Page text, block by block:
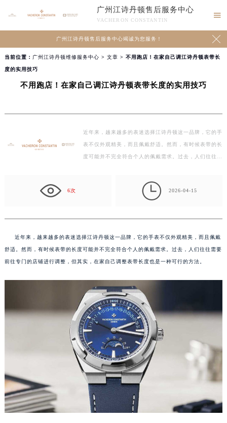
广州江诗丹顿售后服务中心
VACHERON CONSTANTIN

广州江诗丹顿售后服务中心竭诚为您服务！ 
当前位置： 广州江诗丹顿维修服务中心 > 文章 > 不用跑店！在家自己调江诗丹顿表带长
度的实用技巧
不用跑店！在家自己调江诗丹顿表带长度的实用技巧
近年来，越来越多的表迷选择江诗丹顿这一品牌，它的手
表不仅外观精美，而且佩戴舒适。然而，有时候表带的长
度可能并不完全符合个人的佩戴需求。过去，人们往往需
6次  2026-04-15
近年来，越来越多的表迷选择江诗丹顿这一品牌，它的手表不仅外观精美，而且佩戴
舒适。然而，有时候表带的长度可能并不完全符合个人的佩戴需求。过去，人们往往需要
前往专门的店铺进行调整，但其实，在家自己调整表带长度也是一种可行的方法。